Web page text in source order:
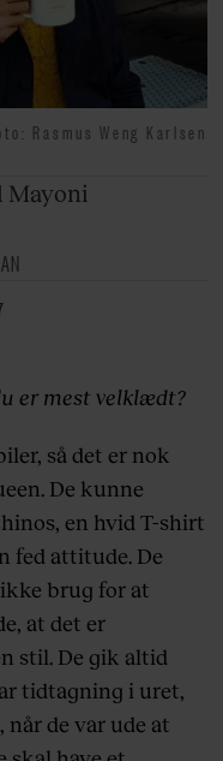
Rasmus Weng Karlsen
Mayoni
er mest velklædt?
så det er nok
De kunne
en hvid T-shirt
fed attitude. De
brug for at
at det er
stil. De gik altid
tidtagning i uret,
de var ude at